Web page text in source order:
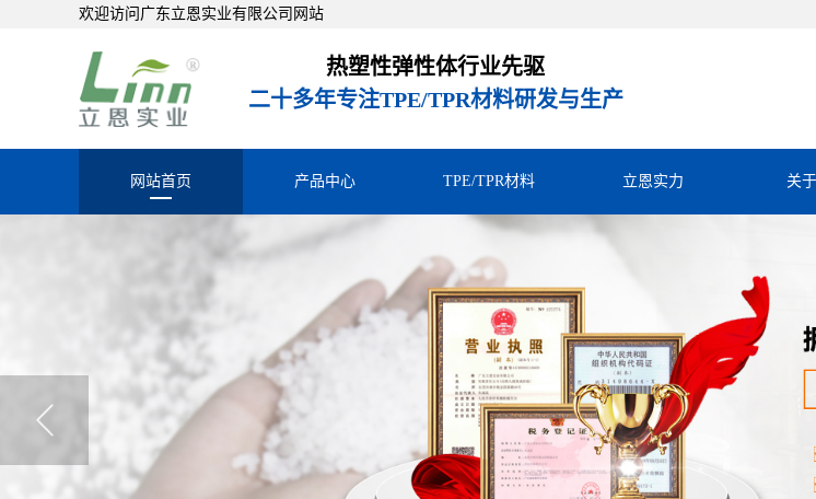
欢迎访问广东立恩实业有限公司网站
热塑性弹性体行业先驱
二十多年专注TPE/TPR材料研发与生产
网站首页 产品中心 TPE/TPR材料 立恩实力 关